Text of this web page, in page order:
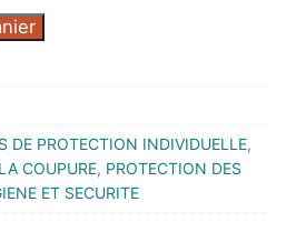
DE PROTECTION INDIVIDUELLE,
COUPURE, PROTECTION DES
ET SECURITE